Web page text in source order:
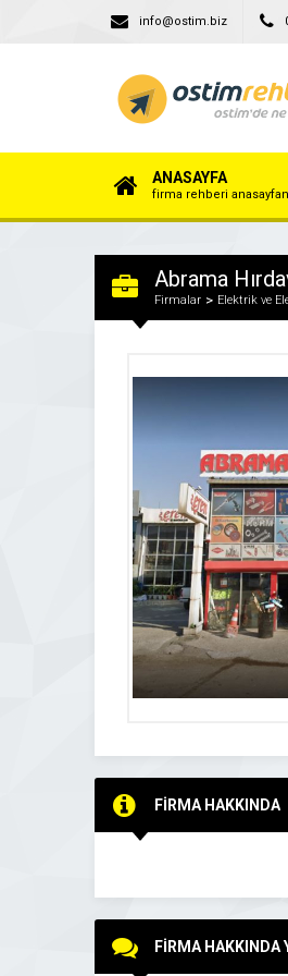
info@ostim.biz
ANASAYFA
firma rehberi
Abrama
Firmalar Elektrik ve
FİRMA HAKKINDA
FİRMA HAKKINDA